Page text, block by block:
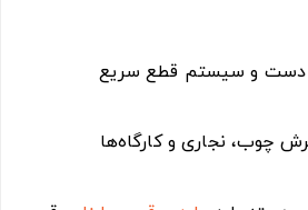
دست و سیستم قطع سریع
چوب، نجاری و کارگاه‌ها